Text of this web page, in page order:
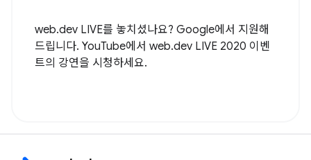
web.dev LIVE를 놓치셨나요? Google에서 지원해
드립니다. YouTube에서 web.dev LIVE 2020 이벤
트의 강연을 시청하세요.